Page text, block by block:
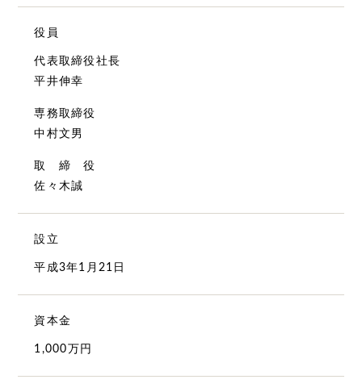
役員
代表取締役社長
平井伸幸
専務取締役
中村文男
取 締 役
佐々木誠
設立
平成3年1月21日
資本金
1,000万円